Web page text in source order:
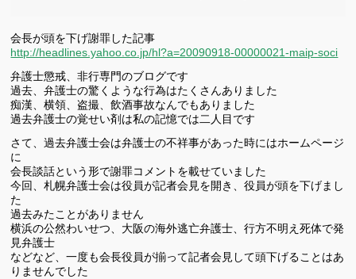
会長が頭を下げ謝罪した記事
http://headlines.yahoo.co.jp/hl?a=20090918-00000021-maip-soci
弁護士懲戒、非行専門のブログです
過去、弁護士の驚くような行為はたくさんありました
痴漢、横領、盗撮、飲酒事故なんでもありました
過去弁護士の覚せい剤は私の記憶では二人目です
さて、過去弁護士会は弁護士の不祥事があった時にはホームページ
に
会長談話という形で謝罪コメントを載せていました
今回、札幌弁護士会は役員が記者会見を開き、役員が頭を下げまし
た
過去みたことがありません
横浜の公然わいせつ、大阪の海外逃亡弁護士、行方不明え死体で発
見弁護士
などなど、一度も会長役員が揃って記者会見して頭下げることはあ
りませんでした